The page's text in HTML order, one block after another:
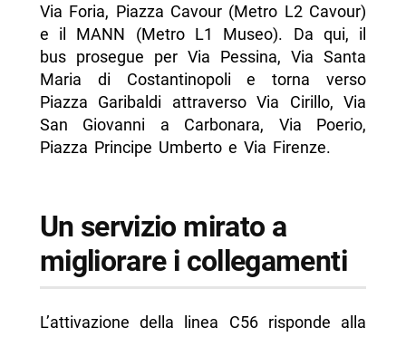
Via Foria, Piazza Cavour (Metro L2 Cavour)
e il MANN (Metro L1 Museo). Da qui, il
bus prosegue per Via Pessina, Via Santa
Maria di Costantinopoli e torna verso
Piazza Garibaldi attraverso Via Cirillo, Via
San Giovanni a Carbonara, Via Poerio,
Piazza Principe Umberto e Via Firenze.
Un servizio mirato a
migliorare i collegamenti
L’attivazione della linea C56 risponde alla